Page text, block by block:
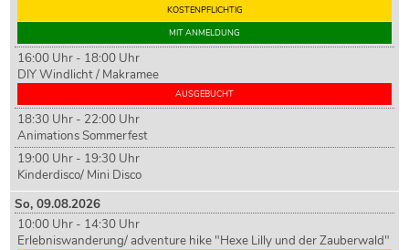
KOSTENPFLICHTIG
MIT ANMELDUNG
16:00 Uhr - 18:00 Uhr
DIY Windlicht / Makramee
AUSGEBUCHT
18:30 Uhr - 22:00 Uhr
Animations Sommerfest
19:00 Uhr - 19:30 Uhr
Kinderdisco/ Mini Disco
So,09.08.2026
10:00 Uhr - 14:30 Uhr
Erlebniswanderung/ adventure hike "Hexe Lilly und der Zauberwald"